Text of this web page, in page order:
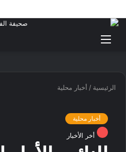
القائمة
الرئيسية / أخبار محلية
أخبار محلية
أخر الأخبار